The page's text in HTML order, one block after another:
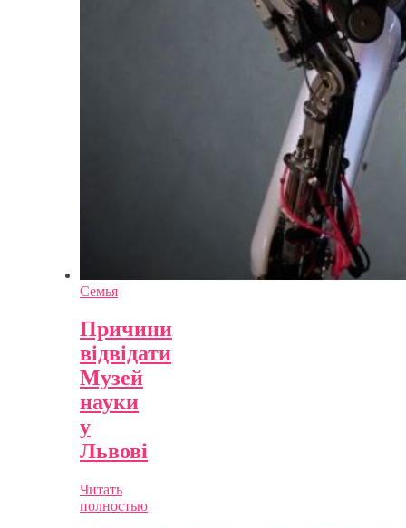
Семья
Причини
відвідати
Музей
науки
у
Львові
Читать
полностью